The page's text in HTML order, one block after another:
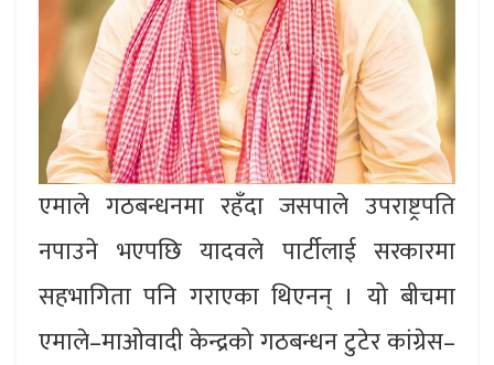
एमाले गठबन्धनमा रहँदा जसपाले उपराष्ट्रपति
नपाउने भएपछि यादवले पार्टीलाई सरकारमा
सहभागिता पनि गराएका थिएनन् । यो बीचमा
एमाले–माओवादी केन्द्रको गठबन्धन टुटेर कांग्रेस–